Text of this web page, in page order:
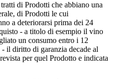
di Prodotti che abbiano una
di Prodotti le cui
a deteriorarsi prima dei 24
- a titolo di esempio il vino
un consumo entro i 12
il diritto di garanzia decade al
per quel Prodotto e indicata